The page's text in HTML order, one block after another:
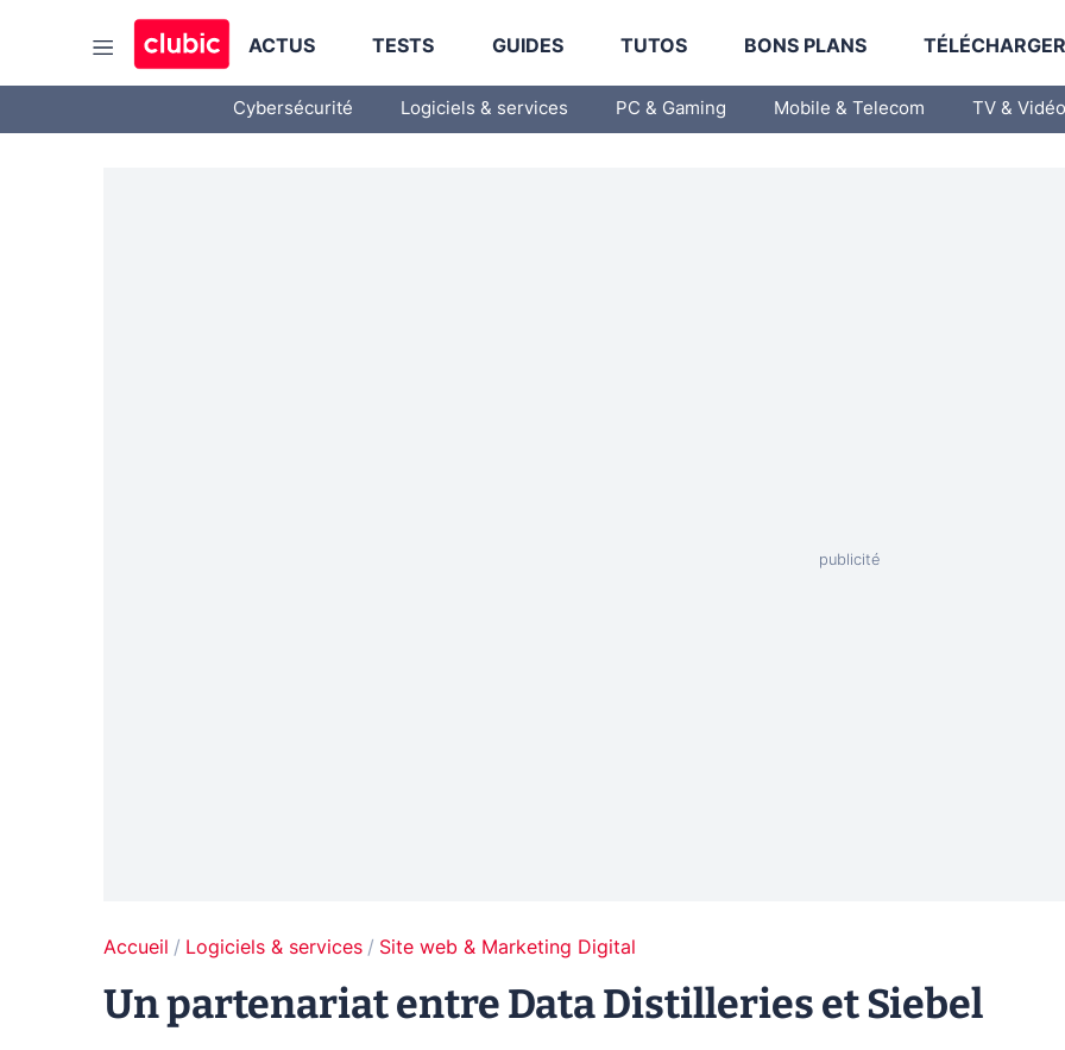
ACTUS TESTS GUIDES TUTOS BONS PLANS
Cybersécurité Logiciels & services PC & Gaming Mobile & Telecom TV & Vidéo
Accueil Logiciels & services Site web & Marketing Digital
Un partenariat entre Data Distilleries et Siebel